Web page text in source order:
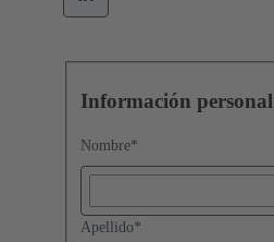
Información personal
Nombre*
Apellido*